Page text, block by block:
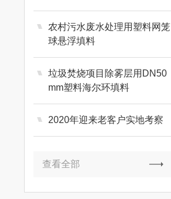
农村污水废水处理用塑料网笼
球悬浮填料
垃圾焚烧项目除雾层用DN50
mm塑料海尔环填料
2020年迎来老客户实地考察
查看全部